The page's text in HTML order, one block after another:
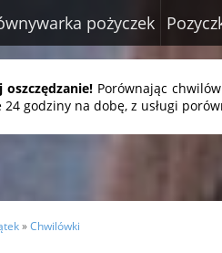
pożyczek
Porównając
24 godziny na dobę, z usługi
»Chwilówki